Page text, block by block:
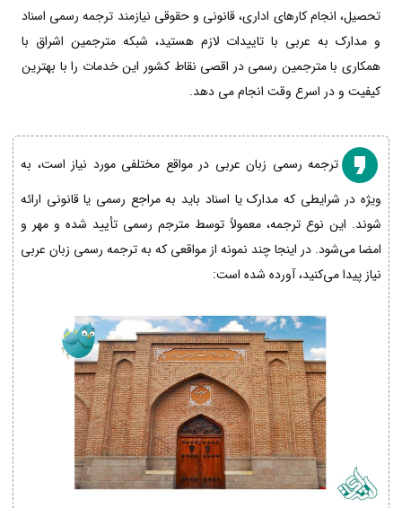
تحصیل، انجام کارهای اداری، قانونی و حقوقی نیازمند ترجمه رسمی اسناد
و مدارک به عربی با تاییدات لازم هستید، شبکه مترجمین اشراق با
همکاری با مترجمین رسمی در اقصی نقاط کشور این خدمات را با بهترین
کیفیت و در اسرع وقت انجام می دهد.
ترجمه رسمی زبان عربی در مواقع مختلفی مورد نیاز است، به
ویژه در شرایطی که مدارک یا اسناد باید به مراجع رسمی یا قانونی ارائه
شوند. این نوع ترجمه، معمولاً توسط مترجم رسمی تأیید شده و مهر و
امضا می‌شود. در اینجا چند نمونه از مواقعی که به ترجمه رسمی زبان عربی
نیاز پیدا می‌کنید، آورده شده است: